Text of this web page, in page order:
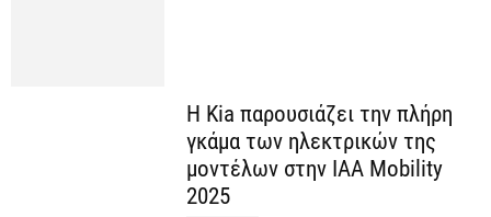
Η Kia παρουσιάζει την πλήρη
γκάμα των ηλεκτρικών της
μοντέλων στην IAA Mobility
2025